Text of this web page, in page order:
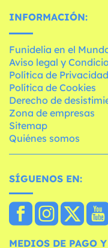
INFORMACIÓN:
Funidelia en el
Aviso legal y
Política de Privacidad
Política de Cookies
Derecho de
Zona de empresas
Sitemap
Quiénes somos
SÍGUENOS EN:
MEDIOS DE PAGO